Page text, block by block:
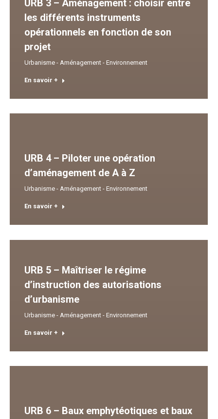
URB 3 – Aménagement : choisir entre
les différents instruments
opérationnels en fonction de son
projet
Urbanisme - Aménagement - Environnement
En savoir +
URB 4 – Piloter une opération
d’aménagement de A à Z
Urbanisme - Aménagement - Environnement
En savoir +
URB 5 – Maîtriser le régime
d’instruction des autorisations
d’urbanisme
Urbanisme - Aménagement - Environnement
En savoir +
URB 6 – Baux emphytéotiques et baux